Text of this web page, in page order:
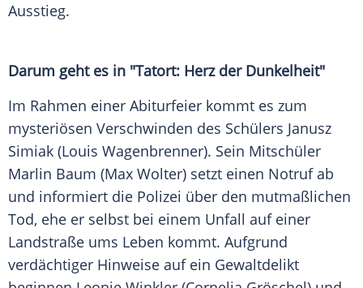
Ausstieg.
Darum geht es in "Tatort: Herz der Dunkelheit"
Im Rahmen einer Abiturfeier kommt es zum
mysteriösen Verschwinden des Schülers Janusz
Simiak (Louis Wagenbrenner). Sein Mitschüler
Marlin Baum (Max Wolter) setzt einen Notruf ab
und informiert die Polizei über den mutmaßlichen
Tod, ehe er selbst bei einem Unfall auf einer
Landstraße ums Leben kommt. Aufgrund
verdächtiger Hinweise auf ein Gewaltdelikt